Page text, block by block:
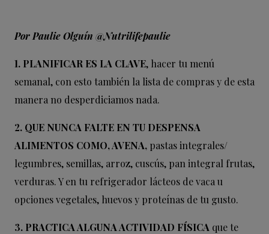
Por Paulie Olguín @Nutrilifepaulie
1. PLANIFICAR ES LA CLAVE, hacer tu menú
semanal, con esto también la lista de compras y de esta
manera no desperdiciamos nada.
2. QUE NUNCA FALTE EN TU DESPENSA
ALIMENTOS COMO, AVENA, pastas integrales/
legumbres, semillas, arroz, cuscús, pan integral frutas,
verduras. Y en tu refrigerador lácteos de vaca u
opciones vegetales, huevos y proteínas de tu gusto.
3. PRACTICA ALGUNA ACTIVIDAD FÍSICA que te